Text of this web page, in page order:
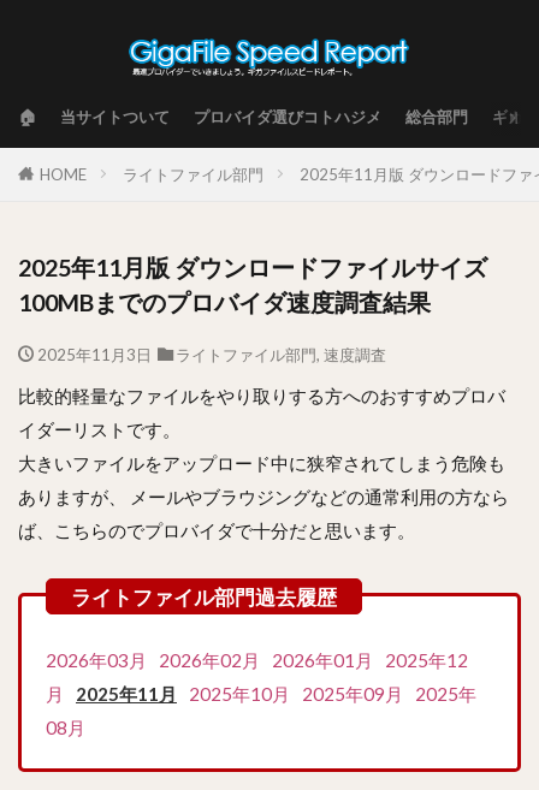
🏠 当サイトついて プロバイダ選びコトハジメ 総合部門 ギガ
HOME ライトファイル部門 2025年11月版 ダウンロードフ
2025年11月版 ダウンロードファイルサイズ
100MBまでのプロバイダ速度調査結果
2025年11月3日 ライトファイル部門, 速度調査
比較的軽量なファイルをやり取りする方へのおすすめプロバ
イダーリストです。
大きいファイルをアップロード中に狭窄されてしまう危険も
ありますが、 メールやブラウジングなどの通常利用の方なら
ば、こちらのでプロバイダで十分だと思います。
2026年03月 2026年02月 2026年01月
2025年12
月
2025年11月 2025年10月 2025年09月
2025年
08月